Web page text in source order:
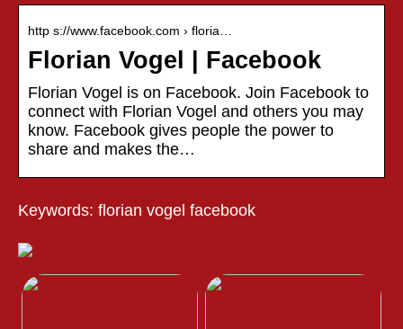
http s://www.facebook.com › floria…
Florian Vogel | Facebook
Florian Vogel is on Facebook. Join Facebook to
connect with Florian Vogel and others you may
know. Facebook gives people the power to
share and makes the…
Keywords: florian vogel facebook